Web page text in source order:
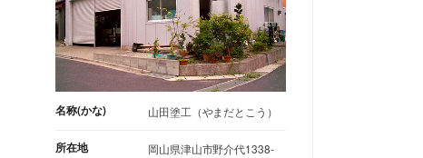
名称(かな) 山田塗工（やまだとこう）
所在地
岡山県津山市野介代1338-